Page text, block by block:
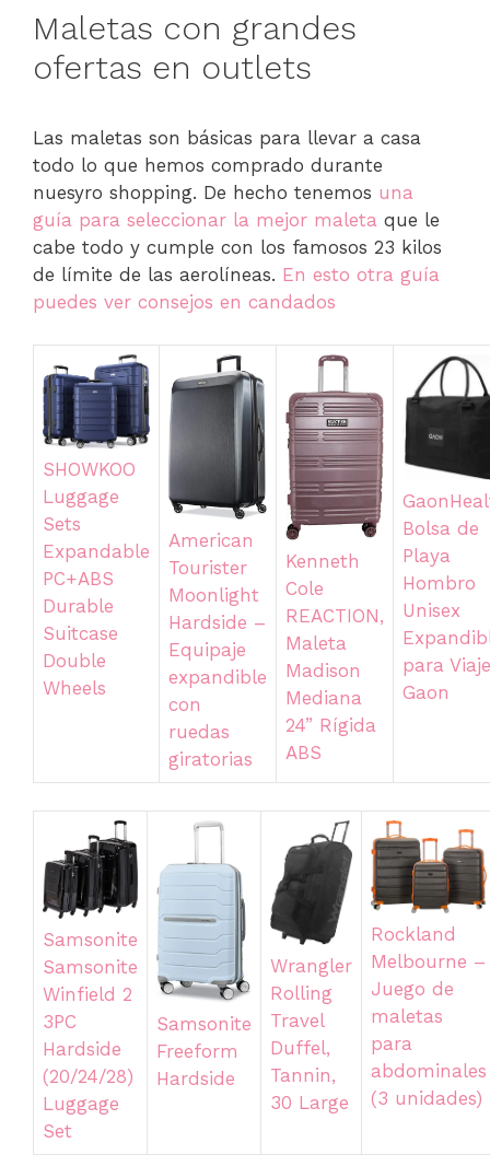
Maletas con grandes
ofertas en outlets
Las maletas son básicas para llevar a casa
todo lo que hemos comprado durante
nuesyro shopping. De hecho tenemos una
guía para seleccionar la mejor maleta que le
cabe todo y cumple con los famosos 23 kilos
de límite de las aerolíneas. En esto otra guía
puedes ver consejos en candados
SHOWKOO
Luggage
Sets
Expandable
PC+ABS
Durable
Suitcase
Double
Wheels
American
Tourister
Moonlight
Hardside –
Equipaje
expandible
con
ruedas
giratorias
Kenneth
Cole
REACTION,
Maleta
Madison
Mediana
24” Rígida
ABS
Bolsa de
Playa
Hombro
Unisex
para Viaje
Gaon
Samsonite
Samsonite
Winfield 2
3PC
Hardside
(20/24/28)
Luggage
Set
Samsonite
Freeform
Hardside
Wrangler
Rolling
Travel
Duffel,
Tannin,
30 Large
Rockland
Melbourne –
Juego de
maletas
para
abdominales
(3 unidades)